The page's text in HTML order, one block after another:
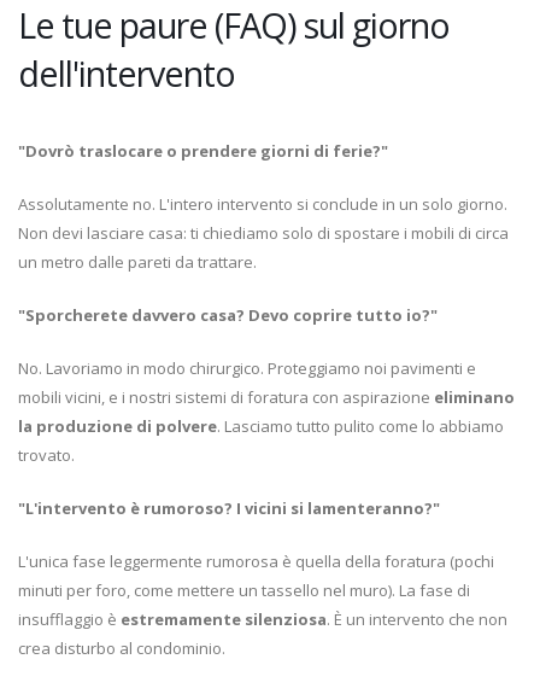
Le tue paure (FAQ) sul giorno
dell'intervento
"Dovrò traslocare o prendere giorni di ferie?"
Assolutamente no. L'intero intervento si conclude in un solo giorno.
Non devi lasciare casa: ti chiediamo solo di spostare i mobili di circa
un metro dalle pareti da trattare.
"Sporcherete davvero casa? Devo coprire tutto io?"
No. Lavoriamo in modo chirurgico. Proteggiamo noi pavimenti e
mobili vicini, e i nostri sistemi di foratura con aspirazione eliminano
la produzione di polvere. Lasciamo tutto pulito come lo abbiamo
trovato.
"L'intervento è rumoroso? I vicini si lamenteranno?"
L'unica fase leggermente rumorosa è quella della foratura (pochi
minuti per foro, come mettere un tassello nel muro). La fase di
insufflaggio è estremamente silenziosa. È un intervento che non
crea disturbo al condominio.